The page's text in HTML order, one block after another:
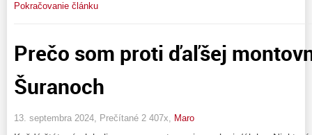
Pokračovanie článku
Prečo som proti ďaľšej
Šuranoch
13. septembra 2024, Prečítané 2 407x, Maro